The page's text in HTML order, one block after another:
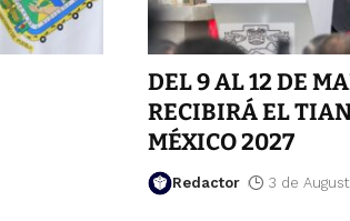
DEL 9 AL 12 DE
RECIBIRÁ EL
MÉXICO 2027
Redactor 3 de